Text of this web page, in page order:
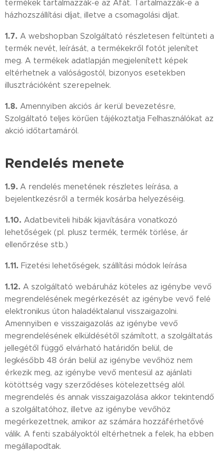
termékek tartalmazzák-e az Áfát. Tartalmazzák-e a
házhozszállítási díjat, illetve a csomagolási díjat.
1.7. A webshopban Szolgáltató részletesen feltünteti a
termék nevét, leírását, a termékekről fotót jelenítet
meg. A termékek adatlapján megjelenített képek
eltérhetnek a valóságostól, bizonyos esetekben
illusztrációként szerepelnek.
1.8. Amennyiben akciós ár kerül bevezetésre,
Szolgáltató teljes körűen tájékoztatja Felhasználókat az
akció időtartamáról.
Rendelés menete
1.9. A rendelés menetének részletes leírása, a
bejelentkezésről a termék kosárba helyezéséig.
1.10. Adatbeviteli hibák kijavítására vonatkozó
lehetőségek (pl. plusz termék, termék törlése, ár
ellenőrzése stb.)
1.11. Fizetési lehetőségek, szállítási módok leírása
1.12. A szolgáltató webáruház köteles az igénybe vevő
megrendelésének megérkezését az igénybe vevő felé
elektronikus úton haladéktalanul visszaigazolni.
Amennyiben e visszaigazolás az igénybe vevő
megrendelésének elküldésétől számított, a szolgáltatás
jellegétől függő elvárható határidőn belül, de
legkésőbb 48 órán belül az igénybe vevőhöz nem
érkezik meg, az igénybe vevő mentesül az ajánlati
kötöttség vagy szerződéses kötelezettség alól.
megrendelés és annak visszaigazolása akkor tekintendő
a szolgáltatóhoz, illetve az igénybe vevőhöz
megérkezettnek, amikor az számára hozzáférhetővé
válik. A fenti szabályoktól eltérhetnek a felek, ha ebben
megállapodtak.